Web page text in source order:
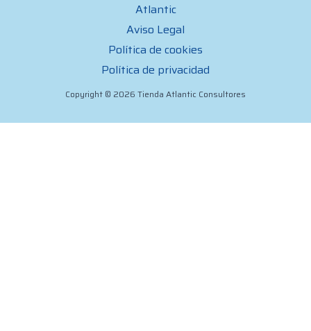
Atlantic
Aviso Legal
Política de cookies
Política de privacidad
Copyright © 2026 Tienda Atlantic Consultores